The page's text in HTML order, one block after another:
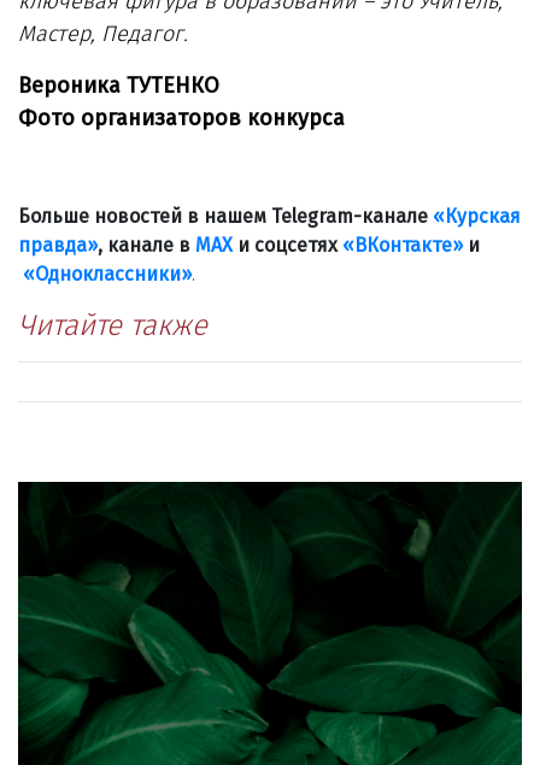
Мастер, Педагог.
Вероника ТУТЕНКО
Фото организаторов конкурса
Больше новостей в нашем Telegram-канале «Курская
правда», канале в МАХи соцсетях «ВКонтакте»и
«Одноклассники».
Читайте также